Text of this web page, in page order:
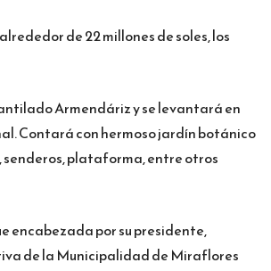
de 22 millones de soles, los
Armendáriz y se levantará en
Contará con hermoso jardín botánico
senderos, plataforma, entre otros
encabezada por su presidente,
de la Municipalidad de Miraflores